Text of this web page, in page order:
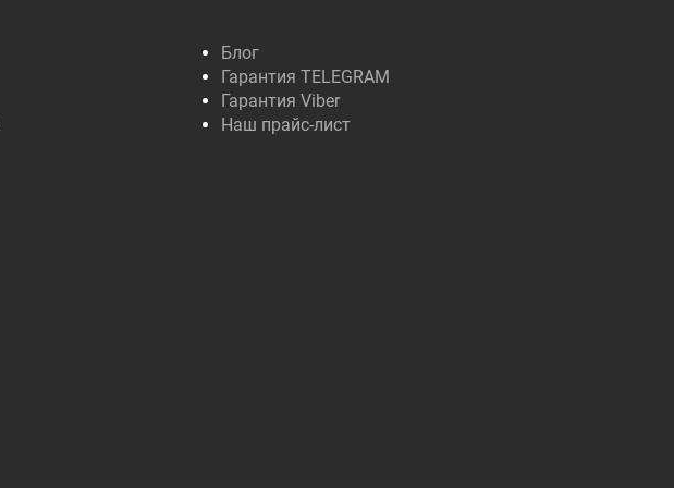
Блог
Гарантия TELEGRAM
Гарантия Viber
Наш прайс-лист